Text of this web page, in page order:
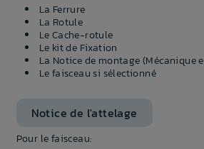
La Ferrure
La Rotule
Le Cache-rotule
Le kit de Fixation
La Notice de montage (Mécanique
Le faisceau si sélectionné
Notice de l'attelage
Pour le faisceau: